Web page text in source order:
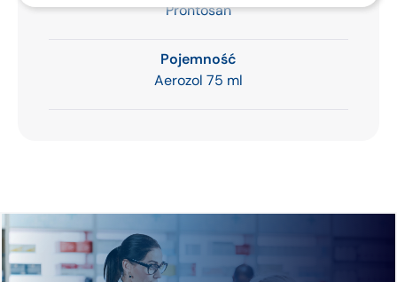
Prontosan
Pojemność
Aerozol 75 ml